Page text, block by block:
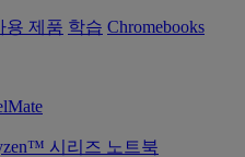
용 제품 학습 Chromebooks
시리즈 노트북